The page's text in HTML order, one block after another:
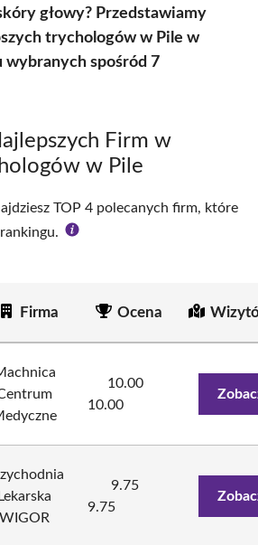
głowy? Przedstawiamy
trychologów w Pile w
wybranych spośród 7
Firm w
w Pile
TOP 4 polecanych firm, które
Firma Ocena
10.00
10.00
Lekarska
WIGOR
9.75
9.75